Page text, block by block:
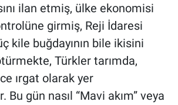
ilan etmiş, ülke ekonomisi
girmiş, Reji İdaresi
kile buğdayının bile ikisini
Türkler tarımda,
ırgat olarak yer
gün nasıl “Mavi akım” veya